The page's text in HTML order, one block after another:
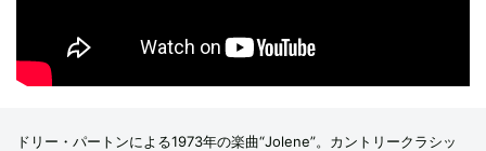
ドリー・パートンによる1973年の楽曲“Jolene”。カントリークラシッ